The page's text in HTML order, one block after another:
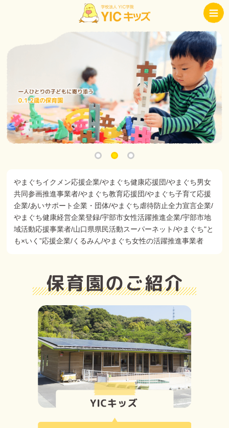
やまぐちイクメン応援企業/やまぐち健康応援団/やまぐち男女
共同参画推進事業者/やまぐち教育応援団/やまぐち子育て応援
企業/あいサポート企業・団体/やまぐち虐待防止全力宣言企業/
やまぐち健康経営企業登録/宇部市女性活躍推進企業/宇部市地
域活動応援事業者/山口県県民活動スーパーネット/やまぐち"と
も×いく”応援企業/くるみん/やまぐち女性の活躍推進事業者